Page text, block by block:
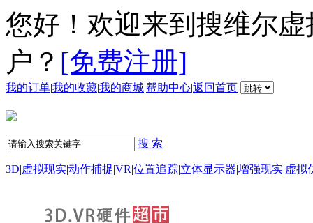
您好！欢迎来到搜维尔
户？ [免费注册]
我的订单|我的收藏|我的商城|帮助中心|返回首页
搜 索
3D|虚拟现实|动作捕捉|VR|位置追踪|立体显示器|增强现实|虚拟